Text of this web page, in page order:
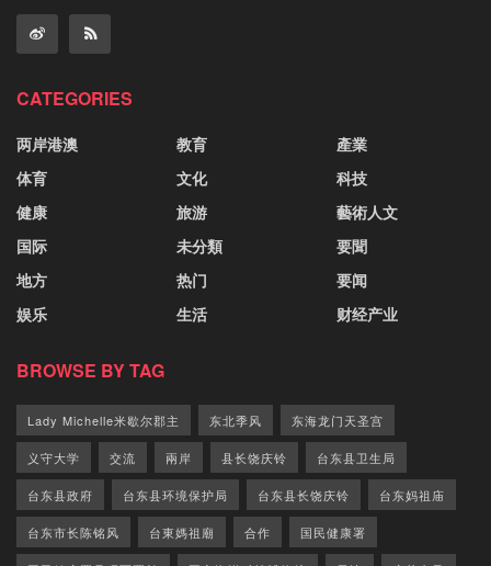
CATEGORIES
两岸港澳
体育
健康
国际
地方
娱乐
教育
文化
旅游
未分類
热门
生活
產業
科技
藝術人文
要聞
要闻
财经产业
BROWSE BY TAG
Lady Michelle米歇尔郡主 东北季风 东海龙门天圣宫
义守大学 交流 兩岸 县长饶庆铃 台东县卫生局
台东县政府 台东县环境保护局 台东县长饶庆铃 台东妈祖庙
台东市长陈铭风 台東媽祖廟 合作 国民健康署